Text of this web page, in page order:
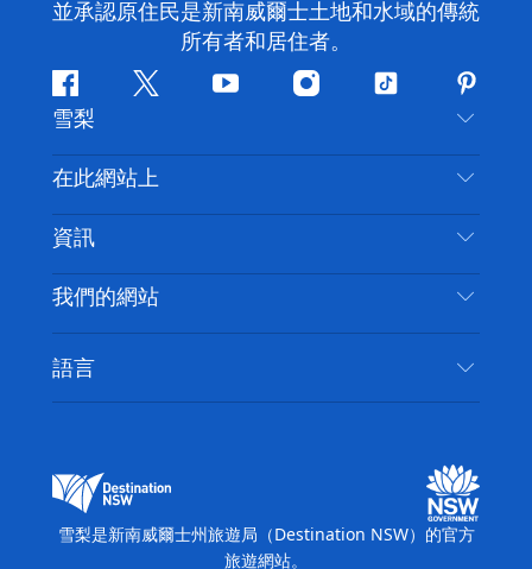
並承認原住民是新南威爾士土地和水域的傳統
所有者和居住者。
Facebook嘰
喳
喳
Youtube Instagram
抖
雪梨
聯絡我們
免責聲明
隱私
Cookie 通知
在此網站上
目的地
要做的事情
新南威爾士州公路旅行
活動
住宿
資訊
旅行資訊
無障礙雪梨
列出您的業務
我們的網站
新南威爾士州旅遊局（Destination NSW）媒體中
心
語言
雪梨是新南威爾士州旅遊局（Destination NSW）的官方
旅遊網站。